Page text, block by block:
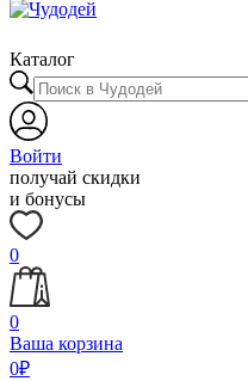
Каталог
Войти
получай скидки
и бонусы
0
0
Ваша корзина
0₽